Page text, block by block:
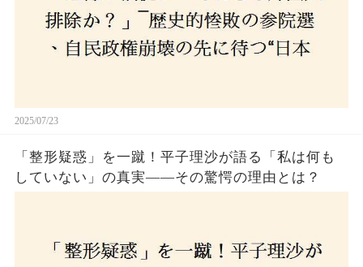
2025/07/23
「整形疑惑」を一蹴！平子理沙が語る「私は何も
していない」の真実——その驚愕の理由とは？